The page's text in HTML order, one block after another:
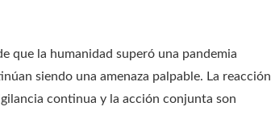
que la humanidad superó una pandemia
siendo una amenaza palpable. La reacción
continua y la acción conjunta son